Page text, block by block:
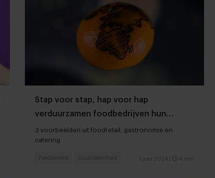
Stap voor stap, hap voor hap
verduurzamen foodbedrijven hun
business
3 voorbeelden uit foodretail, gastronomie en
catering
1 juni 2024 4 min
Foodservice Duurzaamheid